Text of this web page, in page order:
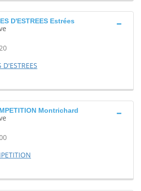
D'ESTREES Estrées
D'ESTREES
Montrichard